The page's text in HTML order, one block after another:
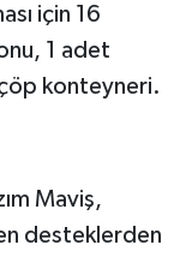
için 16
1 adet
konteyneri.
Maviş,
desteklerden